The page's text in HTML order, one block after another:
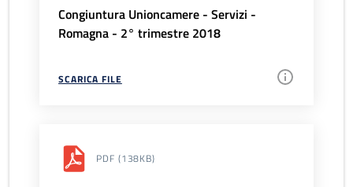
Congiuntura Unioncamere - Servizi -
Romagna - 2° trimestre 2018
SCARICA FILE
PDF (138KB)